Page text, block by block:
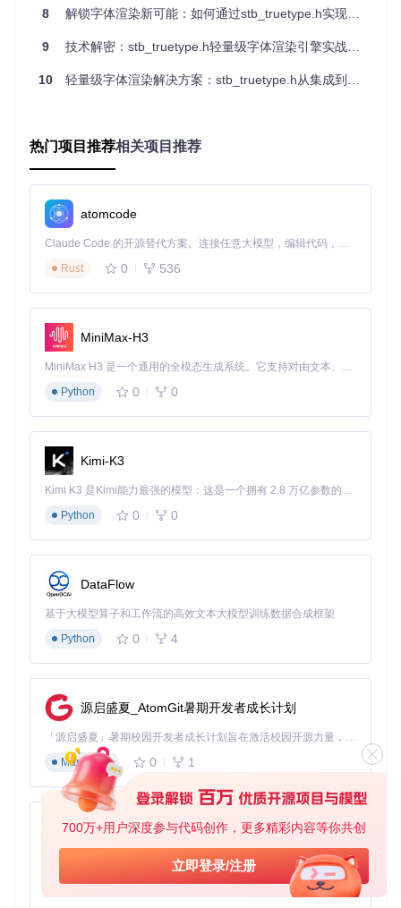
700万+用户深度参与代码创作，更多精彩内容等你共创
立即登录/注册
目标输出：将位图数据绘制到应用程序的图形缓冲区
图：不同尺寸下的SDF（有向距离场）渲染效果，展示了stb_t
特性
stb_truetyp
e.h
FreeType
二进
制体
积
体积仅为传统方
内存
低（按需加
中高
特别适合内存受
时间
极快 较慢
编译依赖
API
复杂
度
简单（约20个
完整
核心功能完备
三、实践指南：从集成到渲染的关键步骤
3.1 环境准备与库集成
首先需要获取stb_truetype.h文件，可通过项目仓库获取：
集成到项目中只需两步：
将stb_truetype.h复制到项目源码目录
// 在一个实现文件中添加
define
#include "stb_truetype.h"
// 其他文件只需包含头文件
include "stb_truetype.h"
3.2 基础字体渲染流程
以下代码展示了渲染单个字符的完整流程：
*ttf_buffer = malloc( 25); // 32MB缓冲区
FILE *font_file = fopen("fonts/DejaVuSans.ttf", "rb");
8 解锁字体渲染新可能：如何通过stb_truetype.h实现轻量级文本渲染
9 技术解密：stb_truetype.h轻量级字体渲染引擎实战指南
10 轻量级字体渲染解决方案：stb_truetype.h从集成到优化实践
热门项目推荐相关项目推荐
atomcode
Claude Code 的开源替代方案。连接任意大模型，编辑代码，运行命令，自动验证 — 全自动执行。用 Rust 构建，极致性能。 ｜ An open-source alternative to Claude Code. Connect any LLM, edit code, run commands, and verify changes — autonomously. Built in Rust for speed. Get Started
Rust
0 536
MiniMax-H3
MiniMax H3 是一个通用的全模态生成系统。它支持对由文本、图像、视频和音频组成的多模态上下文进行统一理解，并能生成分辨率高达 2K、时长可达 15 秒的带原生立体声音频的视频。得益于面向任务泛化的系统设计，H3 在预训练阶段就已具备广泛的多模态上下文理解与生成能力，能够出色地执行复杂的多模态指令。
Python
0 0
Kimi-K3
Kimi K3 是Kimi能力最强的模型：这是一个拥有 2.8 万亿参数的混合专家（MoE）模型，具备原生视觉理解能力，并支持 100 万 token 的上下文窗口。
Python
0 0
DataFlow
基于大模型算子和工作流的高效文本大模型训练数据合成框架
Python
0 4
源启盛夏_AtomGit暑期开发者成长计划
「源启盛夏」暑期校园开发者成长计划旨在激活校园开源力量，通过积分激励、认证扶持、资源倾斜等形式，引导高校组织和开发者完成「入驻 — 建项目 — 做贡献 — 获认证 — 得资源」的完整闭环。无论你是想带领社团入驻平台的组织者，还是希望用代码贡献证明自己的开发者，都能在这里找到属于你的成长路径。
Markdown
0 1
py-xiaozhi
基于Python的Xiaozhi AI，适用于想要完整Xiaozhi体验而无需拥有专用硬件的用户。
Python
0 1